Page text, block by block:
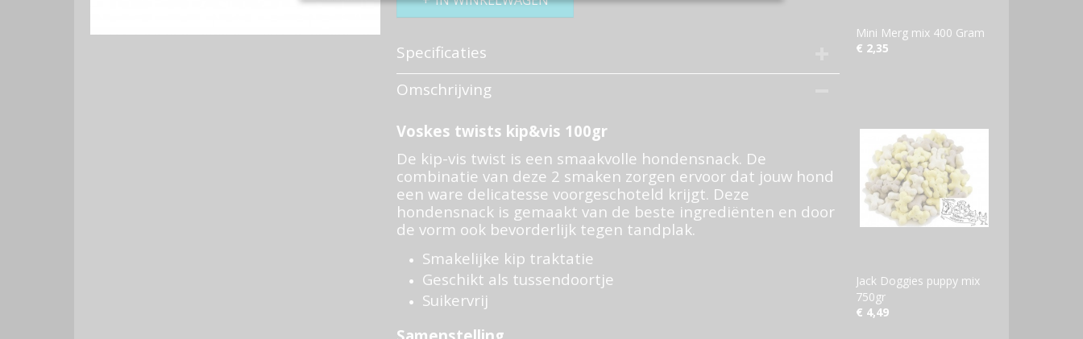
Specificaties
Productcode
EAN code
Omschrijving
Voskes twists kip&vis 100gr
De kip-vis twist is een smaakvolle hondensnack. De
combinatie van deze 2 smaken zorgen ervoor dat jouw hond
een ware delicatesse voorgeschoteld krijgt. Deze
hondensnack is gemaakt van de beste ingrediënten en door
de vorm ook bevorderlijk tegen tandplak.
Smakelijke kip traktatie
Geschikt als tussendoortje
Suikervrij
Mini Merg mix 400 Gram
€ 2,35
Jack Doggies puppy mix
750gr
€ 4,49